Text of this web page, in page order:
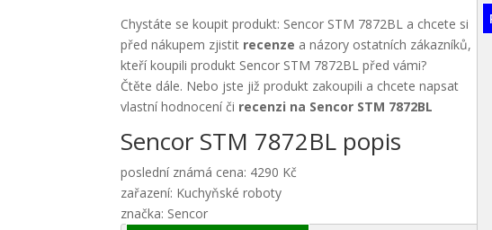
Chystáte se koupit produkt: Sencor STM 7872BL a chcete si
před nákupem zjistit recenze a názory ostatních zákazníků,
kteří koupili produkt Sencor STM 7872BL před vámi?
Čtěte dále. Nebo jste již produkt zakoupili a chcete napsat
vlastní hodnocení či recenzi na Sencor STM 7872BL
Sencor STM 7872BL popis
poslední známá cena: 4290 Kč
zařazení: Kuchyňské roboty
značka: Sencor